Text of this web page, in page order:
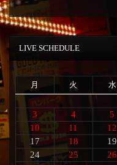
LIVE SCHEDULE
月 火 水
3
4 5
10
11 12
17
18 19
24
25 26